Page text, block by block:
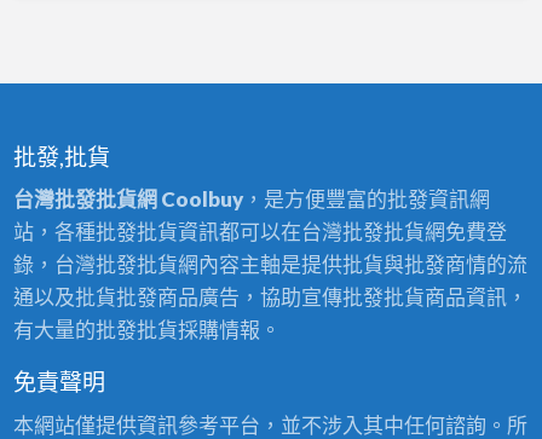
批發,批貨
台灣批發批貨網 Coolbuy，是方便豐富的批發資訊網
站，各種批發批貨資訊都可以在台灣批發批貨網免費登
錄，台灣批發批貨網內容主軸是提供批貨與批發商情的流
通以及批貨批發商品廣告，協助宣傳批發批貨商品資訊，
有大量的批發批貨採購情報。
免責聲明
本網站僅提供資訊參考平台，並不涉入其中任何諮詢。所